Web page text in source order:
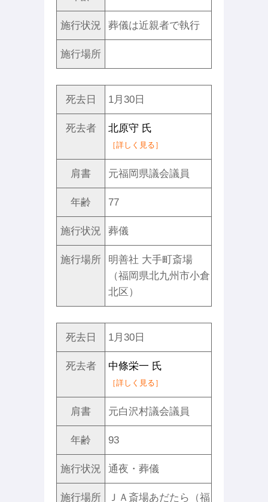
施行状況 葬儀は近親者で執行
施行場所
死去日 1月30日
死去者 北原守 氏
［詳しく見る］
肩書 元福岡県議会議員
年齢 77
施行状況 葬儀
施行場所
明善社 大手町斎場
（福岡県北九州市小倉
北区）
死去日 1月30日
死去者 中條栄一 氏
［詳しく見る］
肩書 元白沢村議会議員
年齢 93
施行状況 通夜・葬儀
施行場所
ＪＡ斎場あだたら（福